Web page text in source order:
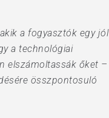
a fogyasztók egy jól
a technológiai
elszámoltassák őket –
összpontosuló